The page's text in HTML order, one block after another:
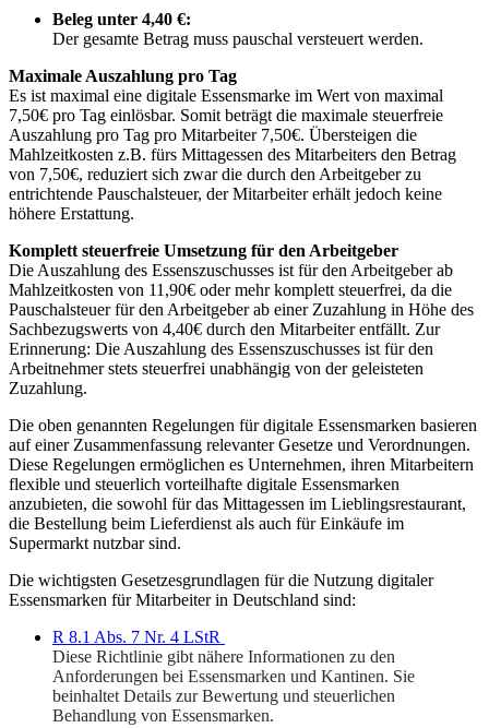
Beleg unter 4,40 €:
Der gesamte Betrag muss pauschal versteuert werden.
Maximale Auszahlung pro Tag
Es ist maximal eine digitale Essensmarke im Wert von maximal
7,50€ pro Tag einlösbar. Somit beträgt die maximale steuerfreie
Auszahlung pro Tag pro Mitarbeiter 7,50€. Übersteigen die
Mahlzeitkosten z.B. fürs Mittagessen des Mitarbeiters den Betrag
von 7,50€, reduziert sich zwar die durch den Arbeitgeber zu
entrichtende Pauschalsteuer, der Mitarbeiter erhält jedoch keine
höhere Erstattung.
Komplett steuerfreie Umsetzung für den Arbeitgeber
Die Auszahlung des Essenszuschusses ist für den Arbeitgeber ab
Mahlzeitkosten von 11,90€ oder mehr komplett steuerfrei, da die
Pauschalsteuer für den Arbeitgeber ab einer Zuzahlung in Höhe des
Sachbezugswerts von 4,40€ durch den Mitarbeiter entfällt. Zur
Erinnerung: Die Auszahlung des Essenszuschusses ist für den
Arbeitnehmer stets steuerfrei unabhängig von der geleisteten
Zuzahlung.
Die oben genannten Regelungen für digitale Essensmarken basieren
auf einer Zusammenfassung relevanter Gesetze und Verordnungen.
Diese Regelungen ermöglichen es Unternehmen, ihren Mitarbeitern
flexible und steuerlich vorteilhafte digitale Essensmarken
anzubieten, die sowohl für das Mittagessen im Lieblingsrestaurant,
die Bestellung beim Lieferdienst als auch für Einkäufe im
Supermarkt nutzbar sind.
Die wichtigsten Gesetzesgrundlagen für die Nutzung digitaler
Essensmarken für Mitarbeiter in Deutschland sind:
R 8.1 Abs. 7 Nr. 4 LStR
Diese Richtlinie gibt nähere Informationen zu den
Anforderungen bei Essensmarken und Kantinen. Sie
beinhaltet Details zur Bewertung und steuerlichen
Behandlung von Essensmarken.